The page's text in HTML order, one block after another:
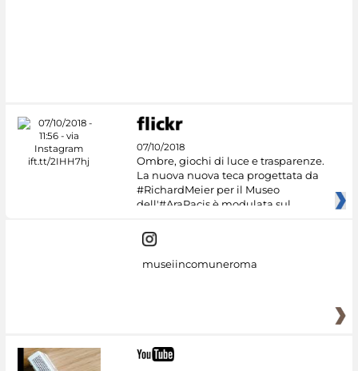
07/10/2018
Ombre, giochi di luce e trasparenze.
La nuova nuova teca progettata da
#RichardMeier per il Museo
dell'#AraPacis è modulata sul
museiincomuneroma